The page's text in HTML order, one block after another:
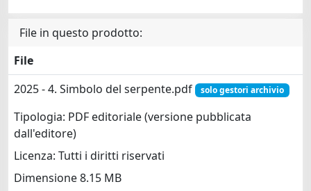
File in questo prodotto:
File
2025 - 4. Simbolo del serpente.pdf
solo gestori archivio
Tipologia: PDF editoriale (versione pubblicata
dall'editore)
Licenza: Tutti i diritti riservati
Dimensione 8.15 MB